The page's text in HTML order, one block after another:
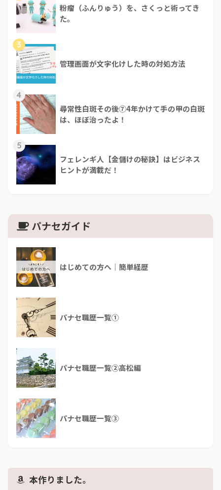
粉瘤（ふんりゅう）を、さくっと術ってき
た。
3
管理画面が文字化けした時の対処方法
4
尋常性白斑その後⑦4年かけて手の甲の白斑
は、ほぼ治ったよ！
5
フェレンギ人【金儲けの秘訣】はビジネス
ヒントが満載だ！
パナセガイド
はじめての方へ｜簡単経歴
パナセ職歴一覧①
パナセ職歴一覧②高松編
パナセ職歴一覧③
本作りました。